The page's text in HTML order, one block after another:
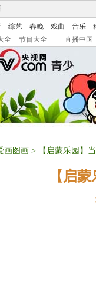
综艺 春晚 戏曲 音乐
全 节目大全 直播中国
画图画 > 【启蒙乐园】
【启